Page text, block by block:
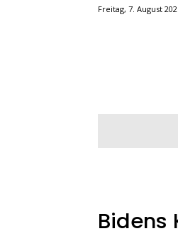
Freitag, 7. August
Bidens